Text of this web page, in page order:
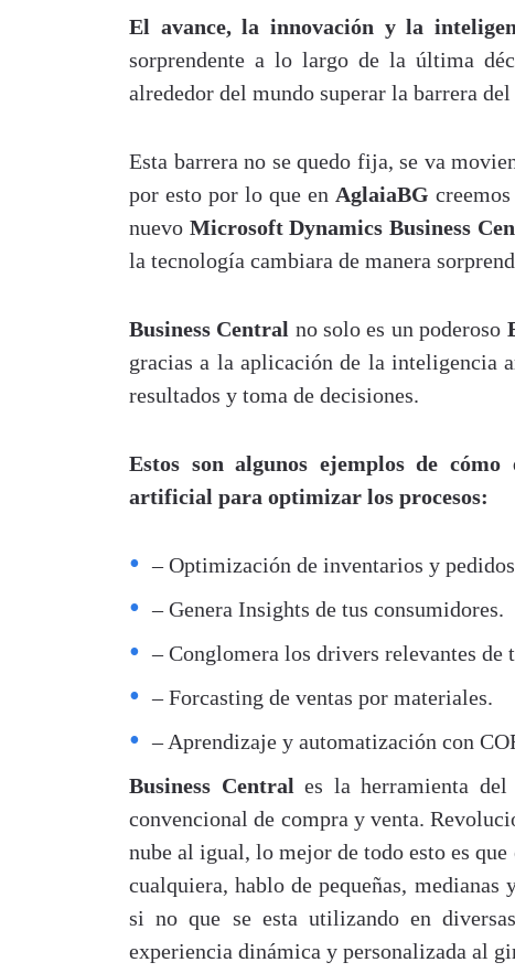
El avance, la innovación y la
sorprendente a lo largo de la última
alrededor del mundo superar la barrera del
Esta barrera no se quedo fija, se va
por esto por lo que en AglaiaBG
nuevo Microsoft Dynamics Business
la tecnología cambiara de manera
Business Central no solo es un poderoso
gracias a la aplicación de la inteligencia
resultados y toma de decisiones.
Estos son algunos ejemplos de
artificial para optimizar los procesos:
– Optimización de inventarios y
– Genera Insights de tus consumidores.
– Conglomera los drivers relevantes de
– Forcasting de ventas por materiales.
– Aprendizaje y automatización con
Business Central es la herramienta
convencional de compra y venta.
nube al igual, lo mejor de todo esto es
cualquiera, hablo de pequeñas,
si no que se esta utilizando en
experiencia dinámica y personalizada al